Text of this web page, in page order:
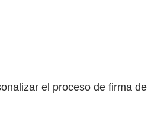
el proceso de firma de